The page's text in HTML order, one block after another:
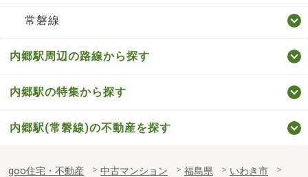
常磐線
内郷駅周辺の路線から探す
内郷駅の特集から探す
内郷駅(常磐線)の不動産を探す
goo住宅・不動産 中古マンション 福島県
いわき市